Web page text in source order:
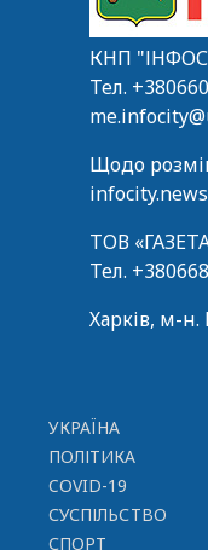
КНП
Тел.
Щодо
ТОВ
Тел.
Харків, м-н.
УКРАЇНА
ПОЛІТИКА
COVID-19
СУСПІЛЬСТВО
СПОРТ